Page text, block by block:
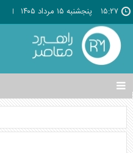
۱۵:۲۷ پنجشنبه ۱۵ مرداد ۱۴۰۵
تغییر
وضعیت
منوی
ها